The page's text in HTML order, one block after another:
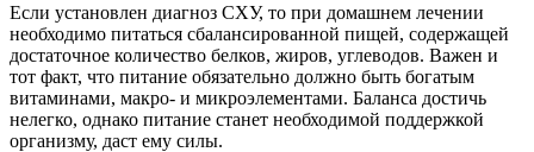
Если установлен диагноз СХУ, то при домашнем лечении
необходимо питаться сбалансированной пищей, содержащей
достаточное количество белков, жиров, углеводов. Важен и
тот факт, что питание обязательно должно быть богатым
витаминами, макро- и микроэлементами. Баланса достичь
нелегко, однако питание станет необходимой поддержкой
организму, даст ему силы.